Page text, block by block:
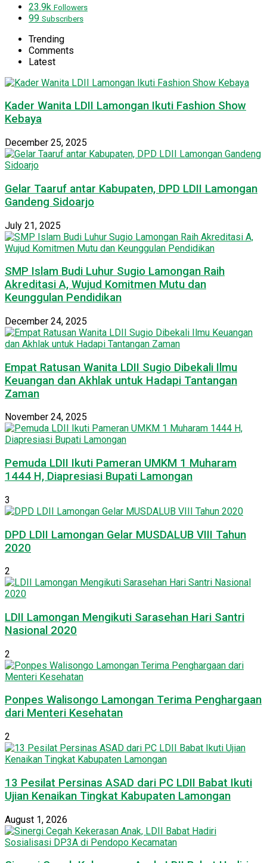
23.9k Followers
99 Subscribers
Trending
Comments
Latest
Kader Wanita LDII Lamongan Ikuti Fashion Show
Kebaya
December 25, 2025
Gelar Taaruf antar Kabupaten, DPD LDII Lamongan
Gandeng Sidoarjo
July 21, 2025
SMP Islam Budi Luhur Sugio Lamongan Raih
Akreditasi A, Wujud Komitmen Mutu dan
Keunggulan Pendidikan
December 24, 2025
Empat Ratusan Wanita LDII Sugio Dibekali Ilmu
Keuangan dan Akhlak untuk Hadapi Tantangan
Zaman
November 24, 2025
Pemuda LDII Ikuti Pameran UMKM 1 Muharam
1444 H, Diapresiasi Bupati Lamongan
3
DPD LDII Lamongan Gelar MUSDALUB VIII Tahun
2020
2
LDII Lamongan Mengikuti Sarasehan Hari Santri
Nasional 2020
2
Ponpes Walisongo Lamongan Terima Penghargaan
dari Menteri Kesehatan
2
13 Pesilat Persinas ASAD dari PC LDII Babat Ikuti
Ujian Kenaikan Tingkat Kabupaten Lamongan
August 1, 2026